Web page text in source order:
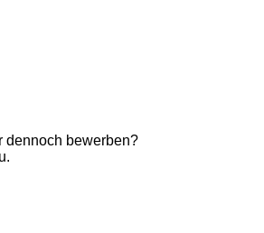
dennoch bewerben?